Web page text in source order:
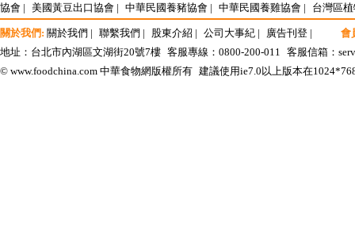
協會 | 美國黃豆出口協會 | 中華民國養豬協會 | 中華民國養雞協會 | 台灣區
關於我們: 關於我們 | 聯繫我們 | 股東介紹 | 公司大事紀 | 廣告刊登 |
會
地址：台北市內湖區文湖街20號7樓 客服專線：0800-200-011 客服信箱：
© www.foodchina.com 中華食物網版權所有 建議使用ie7.0以上版本在